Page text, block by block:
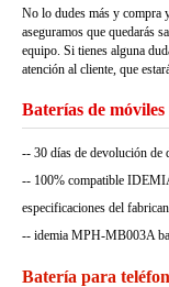
No lo dudes más y compra
aseguramos que quedarás
equipo. Si tienes alguna
atención al cliente, que
-- 30 días de devolución de
-- 100% compatible
especificaciones del
-- idemia MPH-MB003A
Batería para